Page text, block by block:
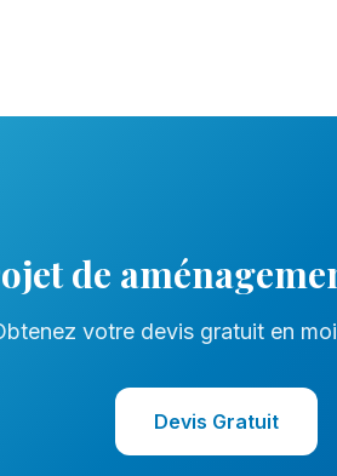
de
votre devis gratuit en
Devis Gratuit